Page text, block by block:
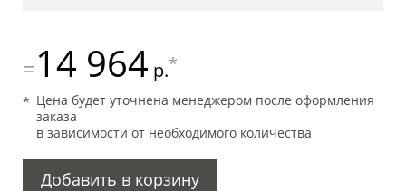
=14 964 р.*
Цена будет уточнена менеджером после оформления
заказа
в зависимости от необходимого количества
Добавить в корзину